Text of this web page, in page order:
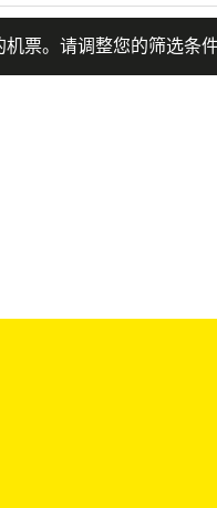
票。请调整您的筛选条件